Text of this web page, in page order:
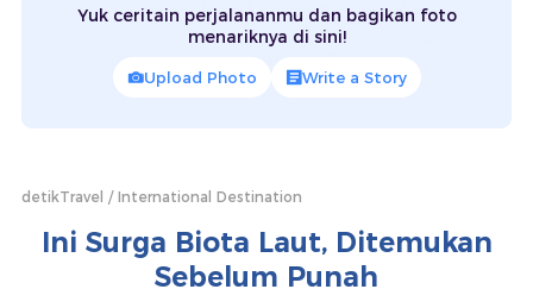
Yuk ceritain perjalananmu dan bagikan foto
menariknya di sini!
Upload Photo Write a Story
detikTravel International Destination
Ini Surga Biota Laut, Ditemukan
Sebelum Punah